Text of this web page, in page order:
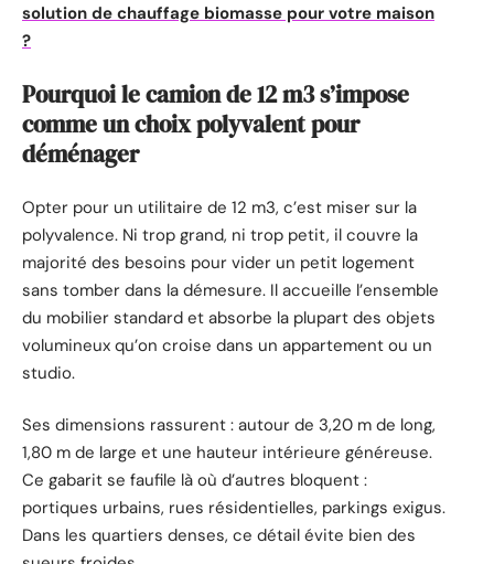
solution de chauffage biomasse pour votre maison
?
Pourquoi le camion de 12 m3 s’impose
comme un choix polyvalent pour
déménager
Opter pour un utilitaire de 12 m3, c’est miser sur la
polyvalence. Ni trop grand, ni trop petit, il couvre la
majorité des besoins pour vider un petit logement
sans tomber dans la démesure. Il accueille l’ensemble
du mobilier standard et absorbe la plupart des objets
volumineux qu’on croise dans un appartement ou un
studio.
Ses dimensions rassurent : autour de 3,20 m de long,
1,80 m de large et une hauteur intérieure généreuse.
Ce gabarit se faufile là où d’autres bloquent :
portiques urbains, rues résidentielles, parkings exigus.
Dans les quartiers denses, ce détail évite bien des